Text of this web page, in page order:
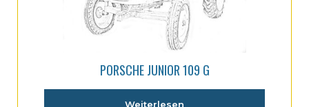
PORSCHE JUNIOR 109 G
Weiterlesen